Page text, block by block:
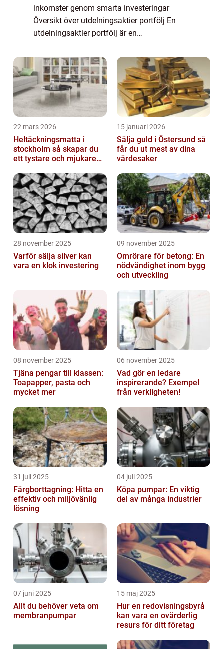
inkomster genom smarta investeringar
Översikt över utdelningsaktier portfölj En
utdelningsaktier portfölj är en
att investera i aktier som ger utdelningar till
akti...
22 mars 2026
Heltäckningsmatta i
stockholm så skapar du
ett tystare och mjukare
15 januari 2026
Sälja guld i Östersund så
får du ut mest av dina
värdesaker
28 november 2025
Varför sälja silver kan
vara en klok investering
09 november 2025
Omrörare för betong: En
nödvändighet inom bygg
och utveckling
08 november 2025
Tjäna pengar till klassen:
Toapapper, pasta och
mycket mer
06 november 2025
Vad gör en ledare
inspirerande? Exempel
från verkligheten!
31 juli 2025
Färgborttagning: Hitta en
effektiv och miljövänlig
lösning
04 juli 2025
Köpa pumpar: En viktig
del av många industrier
07 juni 2025
Allt du behöver veta om
membranpumpar
15 maj 2025
Hur en redovisningsbyrå
kan vara en ovärderlig
resurs för ditt företag